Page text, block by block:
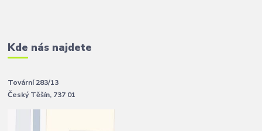
Kde nás najdete
Tovární 283/13
Český Těšín, 737 01